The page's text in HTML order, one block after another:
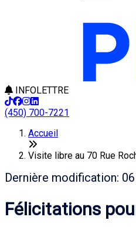
INFOLETTRE
(450) 700-7221
Accueil
Visite libre au 70 Rue
Dernière modification:
Félicitations